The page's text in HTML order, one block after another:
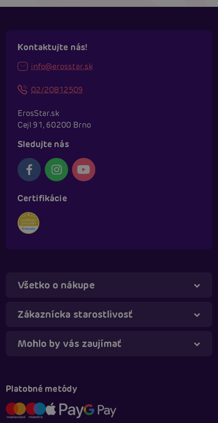
Kontaktujte nás!
info@erosstar.sk
02/20812509
ErosStar.sk
Cejl 91, 60200 Brno
Sledujte nás
Certifikácie
Všetko o nákupe
Zákaznícka starostlivosť
Mohlo by vás zaujímať
Platobné metódy
Táňa - virtuálna asistentka